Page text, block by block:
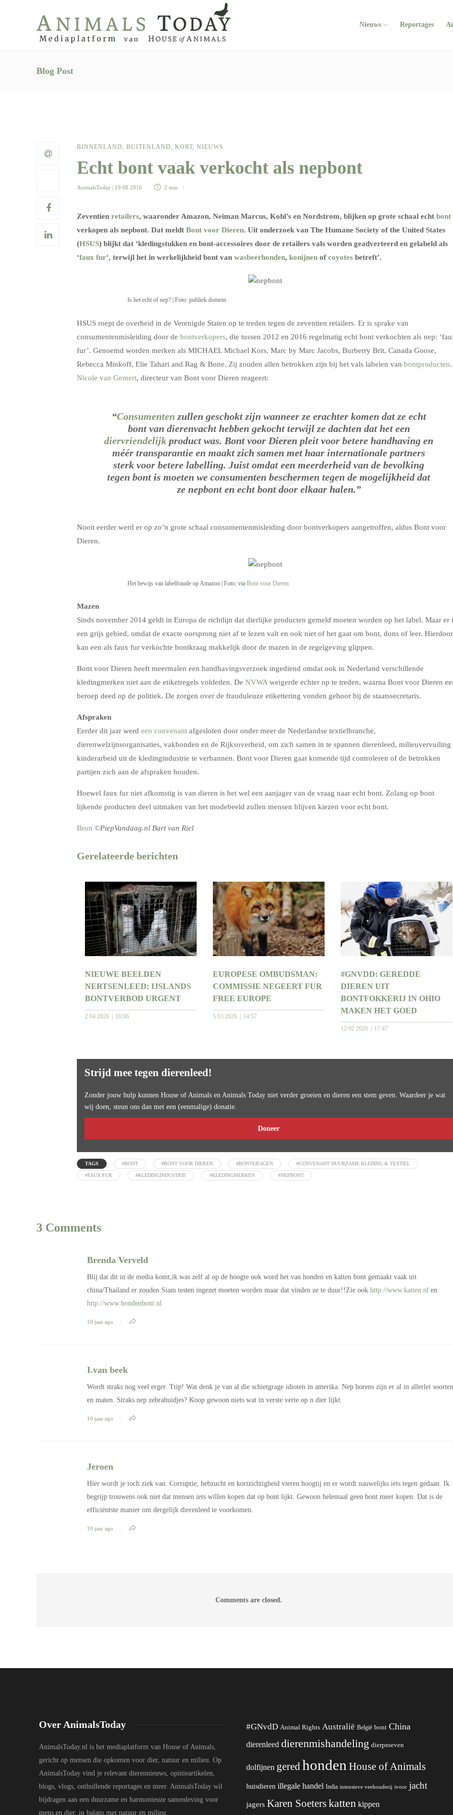
Nieuws Reportages
Blog Post
BINNENLAND, BUITENLAND, KORT, NIEUWS
Echt bont vaak verkocht als nepbont
AnimalsToday | 19 08 2016 2 min
Zeventien retailers, waaronder Amazon, Neiman Marcus, Kohl’s en Nordstrom, blijken op grote schaal echt bont
verkopen als nepbont. Dat meldt Bont voor Dieren. Uit onderzoek van The Humane Society of the United States
(HSUS) blijkt dat ‘kledingstukken en bont-accessoires door de retailers vals worden geadverteerd en gelabeld als
‘faux fur‘, terwijl het in werkelijkheid bont van wasbeerhonden, konijnen of coyotes betreft’.
Is het echt of nep? | Foto: publiek domein
HSUS roept de overheid in de Verenigde Staten op te treden tegen de zeventien retailers. Er is sprake van
consumentenmisleiding door de bontverkopers, die tussen 2012 en 2016 regelmatig echt bont verkochten als nep:
fur’. Genoemd worden merken als MICHAEL Michael Kors, Marc by Marc Jacobs, Burberry Brit, Canada Goose,
Rebecca Minkoff, Elie Tahari and Rag & Bone. Zij zouden allen betrokken zijn bij het vals labelen van bontproducten.
Nicole van Gemert, directeur van Bont voor Dieren reageert:
“Consumenten zullen geschokt zijn wanneer ze erachter komen dat ze echt
bont van dierenvacht hebben gekocht terwijl ze dachten dat het een
diervriendelijk product was. Bont voor Dieren pleit voor betere handhaving en
méér transparantie en maakt zich samen met haar internationale partners
sterk voor betere labelling. Juist omdat een meerderheid van de bevolking
tegen bont is moeten we consumenten beschermen tegen de mogelijkheid dat
ze nepbont en echt bont door elkaar halen.”
Nooit eerder werd er op zo’n grote schaal consumentenmisleiding door bontverkopers aangetroffen, aldus Bont voor
Dieren.
Het bewijs van labelfraude op Amazon | Foto: via Bont voor Dieren
Mazen
Sinds november 2014 geldt in Europa de richtlijn dat dierlijke producten gemeld moeten worden op het label. Maar er
een grijs gebied, omdat de exacte oorsprong niet af te lezen valt en ook niet of het gaat om bont, dons of leer. Hierdoor
kan een als faux fur verkochte bontkraag makkelijk door de mazen in de regelgeving glippen.
Bont voor Dieren heeft meermalen een handhavingsverzoek ingediend omdat ook in Nederland verschillende
kledingmerken niet aan de etiketregels voldeden. De NVWA weigerde echter op te treden, waarna Bont voor Dieren
beroep deed op de politiek. De zorgen over de frauduleuze etikettering vonden gehoor bij de staatssecretaris.
Afspraken
Eerder dit jaar werd een convenant afgesloten door onder meer de Nederlandse textielbranche,
dierenwelzijnsorganisaties, vakbonden en de Rijksoverheid, om zich samen in te spannen dierenleed, milieuvervuiling
kinderarbeid uit de kledingindustrie te verbannen. Bont voor Dieren gaat komende tijd controleren of de betrokken
partijen zich aan de afspraken houden.
Hoewel faux fur niet afkomstig is van dieren is het wel een aanjager van de vraag naar echt bont. Zolang op bont
lijkende producten deel uitmaken van het modebeeld zullen mensen blijven kiezen voor echt bont.
Bron ©PiepVandaag.nl Bart van Riel
Gerelateerde berichten
NIEUWE BEELDEN
NERTSENLEED: IJSLANDS
BONTVERBOD URGENT
2 04 2026 16:06
EUROPESE OMBUDSMAN:
COMMISSIE NEGEERT FUR
FREE EUROPE
5 03 2026 14:57
#GNVDD: GEREDDE
DIEREN UIT
BONTFOKKERIJ IN OHIO
MAKEN HET GOED
12 02 2026 17:47
Strijd mee tegen dierenleed!
Zonder jouw hulp kunnen House of Animals en Animals Today niet verder groeien en dieren een stem geven. Waardeer je wat
wij doen, steun ons dan met een (eenmalige) donatie.
Doneer
TAGS #BONT #BONT VOOR DIEREN #BONTKRAGEN #CONVENANT DUURZAME KLEDING & TEXTIEL
#FAUX FUR #KLEDINGINDUSTRIE #KLEDINGMERKEN #NEPBONT
3 Comments
Brenda Verveld
Blij dat dit in de media komt,ik was zelf al op de hoogte ook word het van honden en katten bont gemaakt vaak uit
china/Thailand.er zouden Siam testen ingezet moeten worden maar dat vinden ze te duur!!Zie ook http://www.katten.nl en
http://www.hondenbont.nl
10 jaar ago
I.van beek
Wordt straks nog veel erger. Ttip! Wat denk je van al die schietgrage idioten in amerika. Nep horens zijn er al in allerlei soorten
en maten. Straks nep zebrahuidjes? Koop gewoon niets wat in verste verte op n dier lijkt.
10 jaar ago
Jeroen
Hier wordt je toch ziek van. Corruptie, hebzucht en kortzichtigheid vieren hoogtij en er wordt nauwelijks iets tegen gedaan. Ik
begrijp trouwens ook niet dat mensen iets willen kopen dat op bont lijkt. Gewoon helemaal geen bont meer kopen. Dat is de
efficiëntste manier om dergelijk dierenleed te voorkomen.
10 jaar ago
Comments are closed.
Over AnimalsToday
AnimalsToday.nl is het mediaplatform van House of Animals,
gericht op mensen die opkomen voor dier, natuur en milieu. Op
AnimalsToday vind je relevant dierennieuws, opinieartikelen,
blogs, vlogs, onthullende reportages en meer. AnimalsToday wil
bijdragen aan een duurzame en harmonieuze samenleving voor
mens en dier, in balans met natuur en milieu.
#GNvdD Animal Rights Australië België bont China
dierenleed dierenmishandeling dierproeven
dolfijnen geredhonden House of Animals
huisdieren illegale handel India intensieve veehouderij ivoor jacht
jagers Karen Soeterskatten kippen